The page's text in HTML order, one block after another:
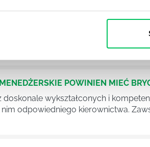
PRACOWNICY
w każdej większej (i mniejszej)
w takim miejscu choć raz się z nim
POWINIEN MIEĆ
doskonale wykształconych i
nim odpowiedniego kierownictwa.